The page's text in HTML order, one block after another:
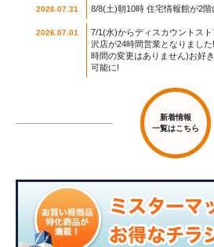
2026.07.31 8/8(土)朝10時 住宅情報館が2
2026.07.01
7/1(水)からディスカウントス
沢店が24時間営業となりまし
時間の変更はありません)お好
可能に!
新着情報
一覧はこちら